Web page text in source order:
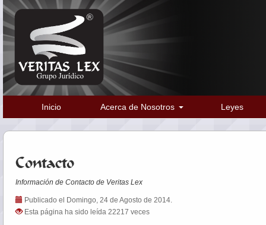
Inicio Acerca de Nosotros Leyes
Contacto
Información de Contacto de Veritas Lex
Publicado el Domingo, 24 de Agosto de 2014.
Esta página ha sido leída 22217 veces